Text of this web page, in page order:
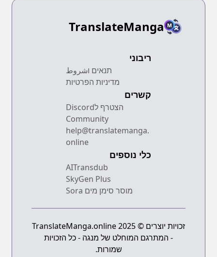
TranslateManga
ריבוני
תנאים וشروط
מדיניות הפרטיות
קשרים
הצטרף לDiscord
Community
help@translatemanga.
online
כלי נוספים
AITransdub
SkyGen Plus
מוסר סימן מים Sora
זכויות יוצרים © 2025 TranslateManga.online
- המתרגם המוחלט של מנגה - כל הזכויות
שמורות.